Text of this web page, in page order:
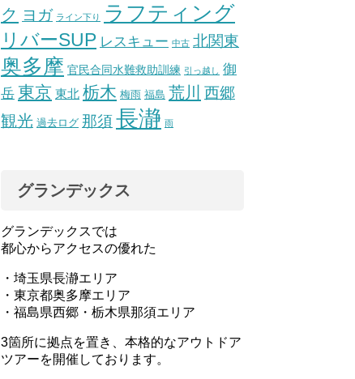
ク ヨガ ライン下り ラフティング
リバーSUP レスキュー 中古 北関東
奥多摩 官民合同水難救助訓練 引っ越し 御
岳 東京 東北 栃木 梅雨 福島 荒川 西郷
観光 過去ログ 那須長瀞 雨
グランデックス
グランデックスでは
都心からアクセスの優れた
・埼玉県長瀞エリア
・東京都奥多摩エリア
・福島県西郷・栃木県那須エリア
3箇所に拠点を置き、本格的なアウトドア
ツアーを開催しております。